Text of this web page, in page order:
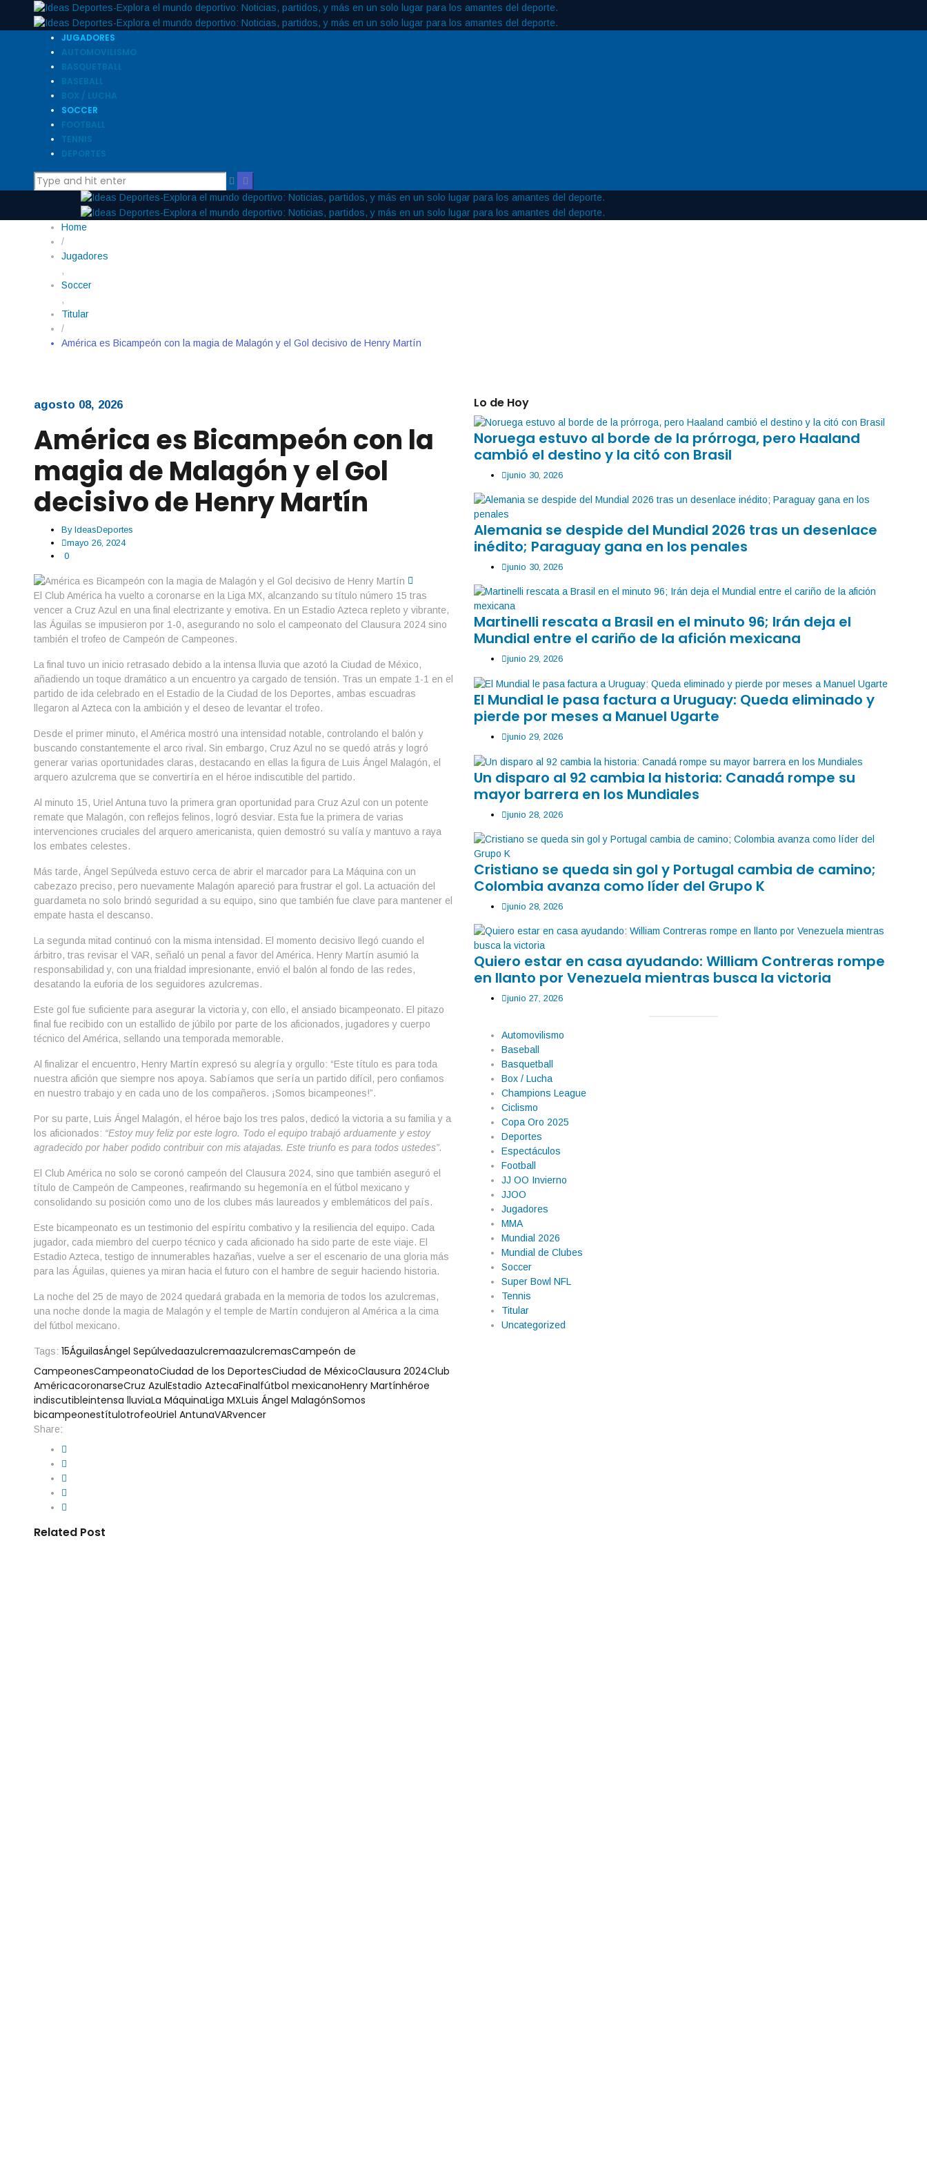
JUGADORES
AUTOMOVILISMO
BASQUETBALL
BASEBALL
BOX / LUCHA
SOCCER
FOOTBALL
TENNIS
DEPORTES
Home
/
Jugadores
,
Soccer
,
Titular
/
América es Bicampeón con la magia de Malagón y el Gol decisivo de Henry Martín
agosto 08, 2026
América es Bicampeón con la
magia de Malagón y el Gol
decisivo de Henry Martín
By IdeasDeportes
mayo 26, 2024
0
El Club América ha vuelto a coronarse en la Liga MX, alcanzando su título número 15 tras
vencer a Cruz Azul en una final electrizante y emotiva. En un Estadio Azteca repleto y vibrante,
las Águilas se impusieron por 1-0, asegurando no solo el campeonato del Clausura 2024 sino
también el trofeo de Campeón de Campeones.
La final tuvo un inicio retrasado debido a la intensa lluvia que azotó la Ciudad de México,
añadiendo un toque dramático a un encuentro ya cargado de tensión. Tras un empate 1-1 en el
partido de ida celebrado en el Estadio de la Ciudad de los Deportes, ambas escuadras
llegaron al Azteca con la ambición y el deseo de levantar el trofeo.
Desde el primer minuto, el América mostró una intensidad notable, controlando el balón y
buscando constantemente el arco rival. Sin embargo, Cruz Azul no se quedó atrás y logró
generar varias oportunidades claras, destacando en ellas la figura de Luis Ángel Malagón, el
arquero azulcrema que se convertiría en el héroe indiscutible del partido.
Al minuto 15, Uriel Antuna tuvo la primera gran oportunidad para Cruz Azul con un potente
remate que Malagón, con reflejos felinos, logró desviar. Esta fue la primera de varias
intervenciones cruciales del arquero americanista, quien demostró su valía y mantuvo a raya
los embates celestes.
Más tarde, Ángel Sepúlveda estuvo cerca de abrir el marcador para La Máquina con un
cabezazo preciso, pero nuevamente Malagón apareció para frustrar el gol. La actuación del
guardameta no solo brindó seguridad a su equipo, sino que también fue clave para mantener el
empate hasta el descanso.
La segunda mitad continuó con la misma intensidad. El momento decisivo llegó cuando el
árbitro, tras revisar el VAR, señaló un penal a favor del América. Henry Martín asumió la
responsabilidad y, con una frialdad impresionante, envió el balón al fondo de las redes,
desatando la euforia de los seguidores azulcremas.
Este gol fue suficiente para asegurar la victoria y, con ello, el ansiado bicampeonato. El pitazo
final fue recibido con un estallido de júbilo por parte de los aficionados, jugadores y cuerpo
técnico del América, sellando una temporada memorable.
Al finalizar el encuentro, Henry Martín expresó su alegría y orgullo: “Este título es para toda
nuestra afición que siempre nos apoya. Sabíamos que sería un partido difícil, pero confiamos
en nuestro trabajo y en cada uno de los compañeros. ¡Somos bicampeones!”.
Por su parte, Luis Ángel Malagón, el héroe bajo los tres palos, dedicó la victoria a su familia y a
los aficionados: “Estoy muy feliz por este logro. Todo el equipo trabajó arduamente y estoy
agradecido por haber podido contribuir con mis atajadas. Este triunfo es para todos ustedes”.
El Club América no solo se coronó campeón del Clausura 2024, sino que también aseguró el
título de Campeón de Campeones, reafirmando su hegemonía en el fútbol mexicano y
consolidando su posición como uno de los clubes más laureados y emblemáticos del país.
Este bicampeonato es un testimonio del espíritu combativo y la resiliencia del equipo. Cada
jugador, cada miembro del cuerpo técnico y cada aficionado ha sido parte de este viaje. El
Estadio Azteca, testigo de innumerables hazañas, vuelve a ser el escenario de una gloria más
para las Águilas, quienes ya miran hacia el futuro con el hambre de seguir haciendo historia.
La noche del 25 de mayo de 2024 quedará grabada en la memoria de todos los azulcremas,
una noche donde la magia de Malagón y el temple de Martín condujeron al América a la cima
del fútbol mexicano.
Tags: 15ÁguilasÁngel SepúlvedaazulcremaazulcremasCampeón de
CampeonesCampeonatoCiudad de los DeportesCiudad de MéxicoClausura 2024Club
AméricacoronarseCruz AzulEstadio AztecaFinalfútbol mexicanoHenry Martínhéroe
indiscutibleintensa lluviaLa MáquinaLiga MXLuis Ángel MalagónSomos
bicampeonestítulotrofeoUriel AntunaVARvencer
Share:
Related Post
Lo de Hoy
Noruega estuvo al borde de la prórroga, pero Haaland
cambió el destino y la citó con Brasil
junio 30, 2026
Alemania se despide del Mundial 2026 tras un desenlace
inédito; Paraguay gana en los penales
junio 30, 2026
Martinelli rescata a Brasil en el minuto 96; Irán deja el
Mundial entre el cariño de la afición mexicana
junio 29, 2026
El Mundial le pasa factura a Uruguay: Queda eliminado y
pierde por meses a Manuel Ugarte
junio 29, 2026
Un disparo al 92 cambia la historia: Canadá rompe su
mayor barrera en los Mundiales
junio 28, 2026
Cristiano se queda sin gol y Portugal cambia de camino;
Colombia avanza como líder del Grupo K
junio 28, 2026
Quiero estar en casa ayudando: William Contreras rompe
en llanto por Venezuela mientras busca la victoria
junio 27, 2026
Automovilismo
Baseball
Basquetball
Box / Lucha
Champions League
Ciclismo
Copa Oro 2025
Deportes
Espectáculos
Football
JJ OO Invierno
JJOO
Jugadores
MMA
Mundial 2026
Mundial de Clubes
Soccer
Super Bowl NFL
Tennis
Titular
Uncategorized